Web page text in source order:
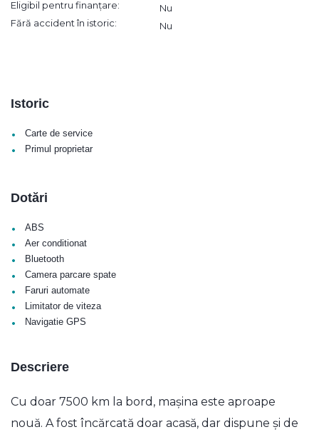
Eligibil pentru finanțare:
Nu
Fără accident în istoric:
Nu
Istoric
• Carte de service
• Primul proprietar
Dotări
• ABS
• Aer conditionat
• Bluetooth
• Camera parcare spate
• Faruri automate
• Limitator de viteza
• Navigatie GPS
Descriere
Cu doar 7500 km la bord, mașina este aproape
nouă. A fost încărcată doar acasă, dar dispune și de